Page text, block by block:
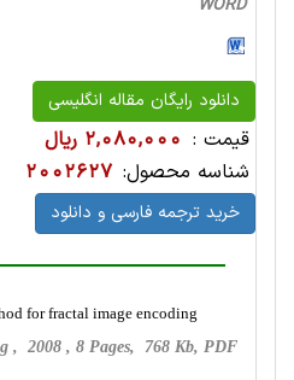
WORD
دانلود رایگان مقاله انگلیسی
قیمت : 2,080,000 ریال
شناسه محصول: 2002627
خرید ترجمه فارسی و دانلود
for fractal image encoding
, 2008 , 8 Pages, 768 Kb, PDF